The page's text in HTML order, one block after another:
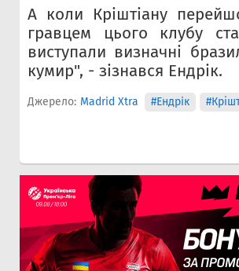
А коли Кріштіану
гравцем цього клубу
виступали визначні
кумир", - зізнався Ендрік.
Джерело: Madrid Xtra #Ендрiк